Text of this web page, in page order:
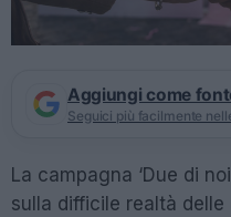
Aggiungi come
Seguici più facilmente
La campagna ‘Due di
sulla difficile realtà